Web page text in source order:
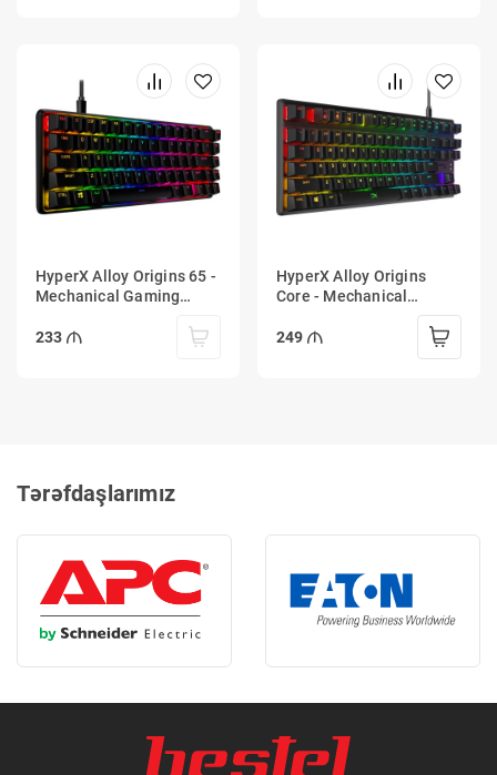
HyperX Alloy Origins 65 -
Mechanical Gaming
233
HyperX Alloy Origins
Core - Mechanical
Gaming Keyboard - HX
Red
249
Tərəfdaşlarımız